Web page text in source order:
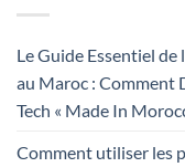
Le Guide Essentiel
au Maroc : Comment
Tech « Made In
Comment utiliser les